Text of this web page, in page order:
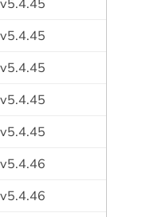
v5.4.45
v5.4.45
v5.4.45
v5.4.45
v5.4.46
v5.4.46